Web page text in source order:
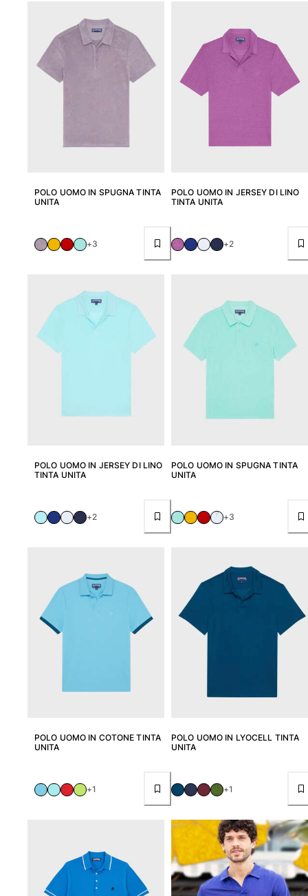
POLO UOMO IN SPUGNA TINTA
UNITA
+3
POLO UOMO IN JERSEY DI LINO
TINTA UNITA
+2
POLO UOMO IN JERSEY DI LINO
TINTA UNITA
+2
POLO UOMO IN SPUGNA TINTA
UNITA
+3
POLO UOMO IN COTONE TINTA
UNITA
+1
POLO UOMO IN LYOCELL TINTA
UNITA
+1